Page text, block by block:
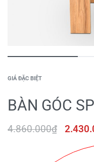
GIÁ ĐẶC BIỆT
BÀN GÓC
4.860.000₫